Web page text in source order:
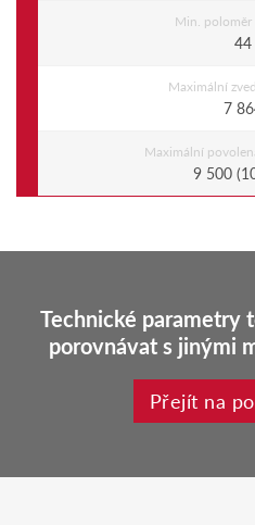
Min. poloměr
44
Maximální
7
Maximální
9 500
Technické parametry
porovnávat s jinými
Přejít na